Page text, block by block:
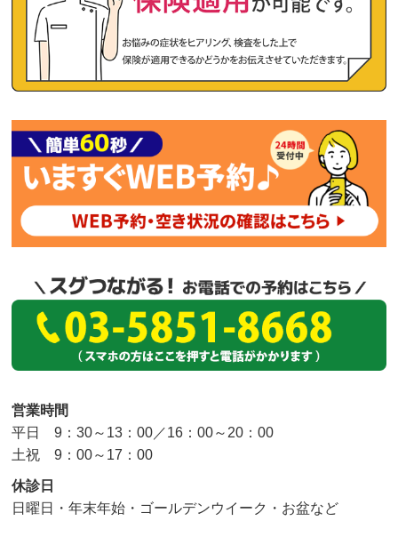
営業時間
平日 9：30～13：00／16：00～20：00
土祝 9：00～17：00
休診日
日曜日・年末年始・ゴールデンウイーク・お盆など